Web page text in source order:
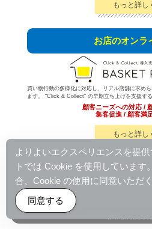
もっと詳し
お店のオンラ
買い物行動の多様化に対応し、リアル店舗に求め
ます。 “Click & Collect” の早期立ち上げを支援す
顧客ニーズへの対応 /
集客促進 / 顧客満
もっと詳し
株式会社スコープ
〒102-0071東京都千代田区富士見2-10-2
飯田橋グラン・ブルーム 28階
http://www.scope-inc.co.jp/
よりよいエクスペリエンスを提
トでは Cookie を使用しています
合、Cookie の使用に同意いただ
同意する